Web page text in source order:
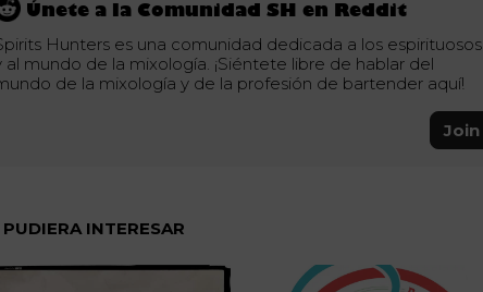
Únete a la Comunidad SH en Reddit
Hunters es una comunidad dedicada a los espirituosos
al mundo de la mixología. ¡Siéntete libre de hablar del
de la mixología y de la profesión de bartender aquí!
Join
INTERESAR